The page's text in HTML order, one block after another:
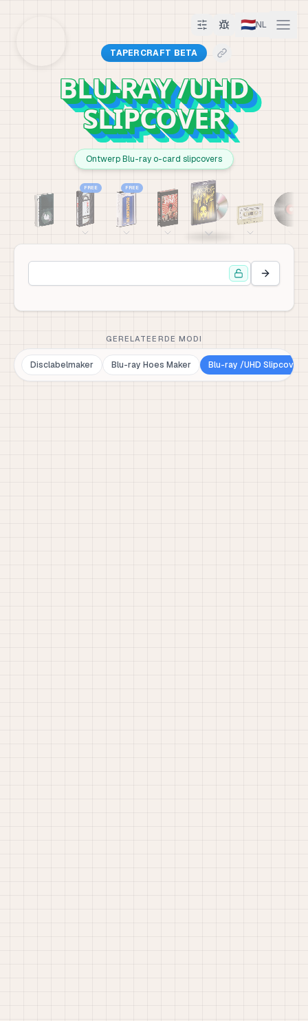
🇳🇱NL
TAPERCRAFT BETA
BLU-RAY /UHD
SLIPCOVER
Ontwerp Blu-ray o-card slipcovers
FREE FREE
GERELATEERDE MODI
Disclabelmaker Blu-ray Hoes Maker Blu-ray /UHD Slipcover